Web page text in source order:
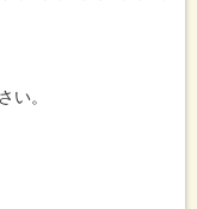
い。